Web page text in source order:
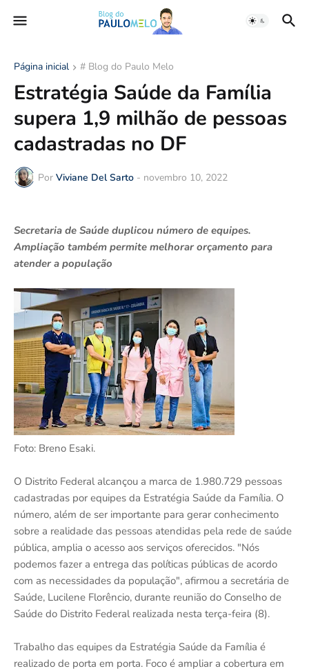
Página inicial # Blog do Paulo Melo
Estratégia Saúde da Família
supera 1,9 milhão de pessoas
cadastradas no DF
Por Viviane Del Sarto - novembro 10, 2022
Secretaria de Saúde duplicou número de equipes.
Ampliação também permite melhorar orçamento para
atender a população
Foto: Breno Esaki.
O Distrito Federal alcançou a marca de 1.980.729 pessoas
cadastradas por equipes da Estratégia Saúde da Família. O
número, além de ser importante para gerar conhecimento
sobre a realidade das pessoas atendidas pela rede de saúde
pública, amplia o acesso aos serviços oferecidos. "Nós
podemos fazer a entrega das políticas públicas de acordo
com as necessidades da população", afirmou a secretária de
Saúde, Lucilene Florêncio, durante reunião do Conselho de
Saúde do Distrito Federal realizada nesta terça-feira (8).
Trabalho das equipes da Estratégia Saúde da Família é
realizado de porta em porta. Foco é ampliar a cobertura em